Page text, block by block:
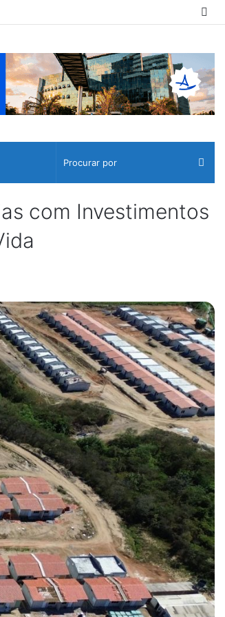
com Investimentos